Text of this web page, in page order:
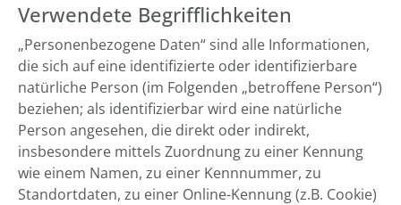
Verwendete Begrifflichkeiten
„Personenbezogene Daten“ sind alle Informationen,
die sich auf eine identifizierte oder identifizierbare
natürliche Person (im Folgenden „betroffene Person“)
beziehen; als identifizierbar wird eine natürliche
Person angesehen, die direkt oder indirekt,
insbesondere mittels Zuordnung zu einer Kennung
wie einem Namen, zu einer Kennnummer, zu
Standortdaten, zu einer Online-Kennung (z.B. Cookie)